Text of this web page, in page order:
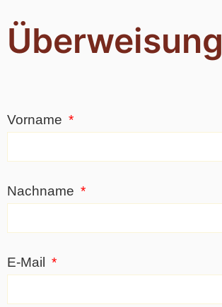
Überweisung
Vorname
Nachname
E-Mail